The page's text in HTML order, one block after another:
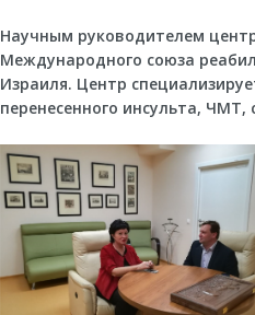
Научным руководителем
Международного союза
Израиля. Центр
перенесенного инсульта,